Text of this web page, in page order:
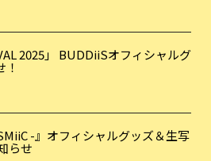
2025」 BUDDiiSオフィシャルグ
-』オフィシャルグッズ＆生写
らせ